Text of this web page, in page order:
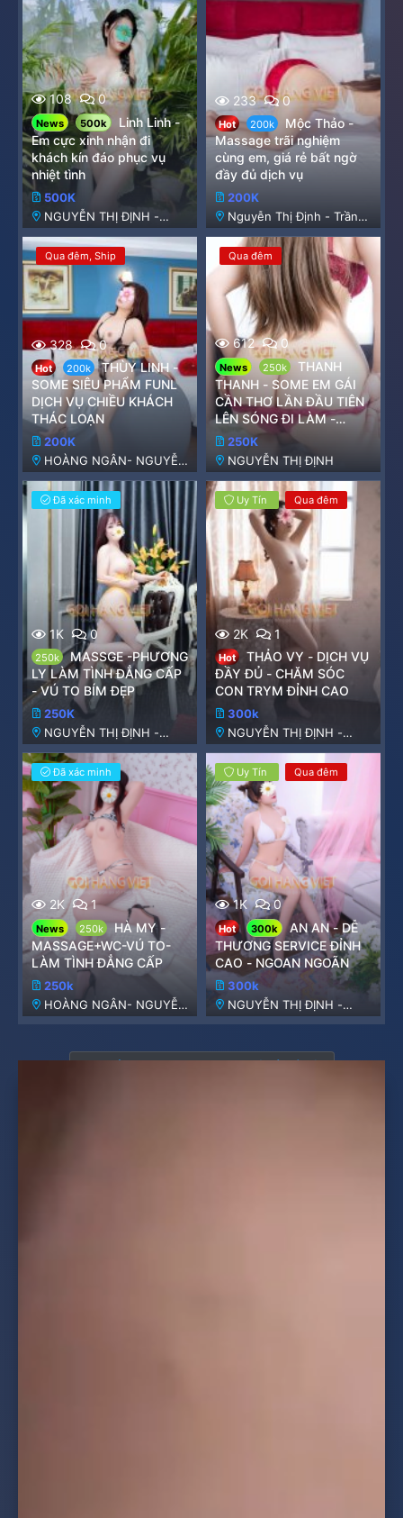
108 0
News 500k
Linh Linh -
Em cực xinh nhận đi
khách kín đáo phục vụ
nhiệt tình
500K
NGUYỄN THỊ ĐỊNH -
HOÀNG NGÂN
233 0
Hot 200k
Mộc Thảo -
Massage trãi nghiệm
cùng em, giá rẻ bất ngờ
đầy đủ dịch vụ
200K
Nguyễn Thị Định - Trần
Duy Hưng
Qua đêm Ship
328 0
Hot 200k
THÙY LINH -
SOME SIÊU PHẨM FUNL
DỊCH VỤ CHIỀU KHÁCH
THÁC LOẠN
200K
HOÀNG NGÂN- NGUYỄN
THỊ ĐỊNH
Qua đêm
612 0
News 250k
THANH
THANH - SOME EM GÁI
CẦN THƠ LẦN ĐẦU TIÊN
LÊN SÓNG ĐI LÀM -
NGOAN XINH YÊU NHIỆT
TÌNH
250K
NGUYỄN THỊ ĐỊNH
Đã xác minh
1K 0
250k
MASSGE -PHƯƠNG
LY LÀM TÌNH ĐẲNG CẤP
- VÚ TO BÍM ĐẸP
250K
NGUYỄN THỊ ĐỊNH -
HOÀNG NGÂN
Uy Tín Qua đêm
2K 1
Hot
THẢO VY - DỊCH VỤ
ĐẦY ĐỦ - CHĂM SÓC
CON TRYM ĐỈNH CAO
300k
NGUYỄN THỊ ĐỊNH -
HOÀNG NGÂN
Đã xác minh
2K 1
News 250k
HÀ MY -
MASSAGE+WC-VÚ TO-
LÀM TÌNH ĐẲNG CẤP
250k
HOÀNG NGÂN- NGUYỄN
THỊ ĐỊNH
Uy Tín Qua đêm
1K 0
Hot 300k
AN AN - DỄ
THƯƠNG SERVICE ĐỈNH
CAO - NGOAN NGOÃN
300k
NGUYỄN THỊ ĐỊNH -
HOÀNG NGÂN
Bạn phải đăng nhập hoặc đăng ký để viết bài.